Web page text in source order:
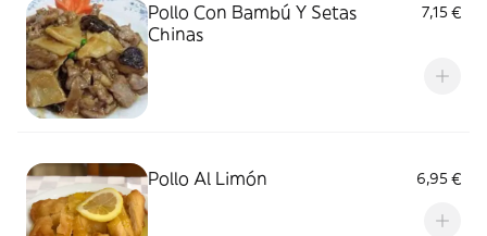
Pollo Con Bambú Y Setas
Chinas
7,15 €
Pollo Al Limón 6,95 €